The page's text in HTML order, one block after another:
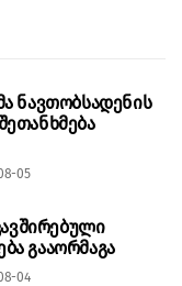
ნავთობსადენის
05
გააორმაგა
04